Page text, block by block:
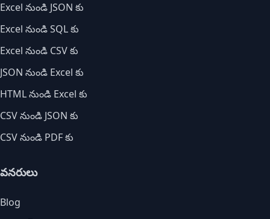
Excel నుండి JSON కు
Excel నుండి SQL కు
Excel నుండి CSV కు
JSON నుండి Excel కు
HTML నుండి Excel కు
CSV నుండి JSON కు
CSV నుండి PDF కు
వనరులు
Blog